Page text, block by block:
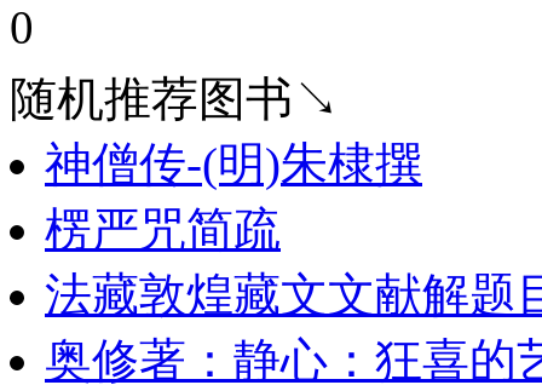
0
随机推荐图书↘
神僧传-(明)朱棣撰
楞严咒简疏
法藏敦煌藏文文献解题
奥修著：静心：狂喜的